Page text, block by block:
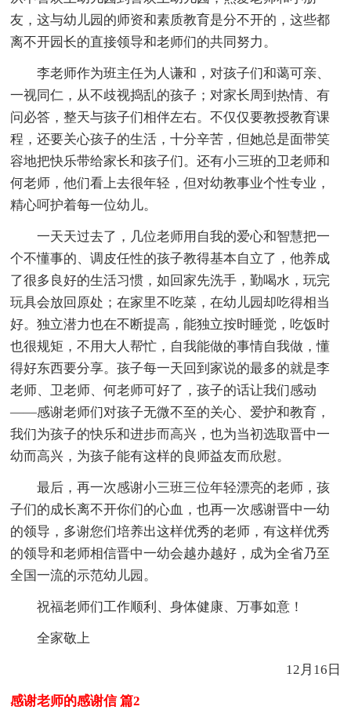
友，这与幼儿园的师资和素质教育是分不开的，这些都
离不开园长的直接领导和老师们的共同努力。
李老师作为班主任为人谦和，对孩子们和蔼可亲、
一视同仁，从不歧视捣乱的孩子；对家长周到热情、有
问必答，整天与孩子们相伴左右。不仅仅要教授教育课
程，还要关心孩子的生活，十分辛苦，但她总是面带笑
容地把快乐带给家长和孩子们。还有小三班的卫老师和
何老师，他们看上去很年轻，但对幼教事业个性专业，
精心呵护着每一位幼儿。
一天天过去了，几位老师用自我的爱心和智慧把一
个不懂事的、调皮任性的孩子教得基本自立了，他养成
了很多良好的生活习惯，如回家先洗手，勤喝水，玩完
玩具会放回原处；在家里不吃菜，在幼儿园却吃得相当
好。独立潜力也在不断提高，能独立按时睡觉，吃饭时
也很规矩，不用大人帮忙，自我能做的事情自我做，懂
得好东西要分享。孩子每一天回到家说的最多的就是李
老师、卫老师、何老师可好了，孩子的话让我们感动
——感谢老师们对孩子无微不至的关心、爱护和教育，
我们为孩子的快乐和进步而高兴，也为当初选取晋中一
幼而高兴，为孩子能有这样的良师益友而欣慰。
最后，再一次感谢小三班三位年轻漂亮的老师，孩
子们的成长离不开你们的心血，也再一次感谢晋中一幼
的领导，多谢您们培养出这样优秀的老师，有这样优秀
的领导和老师相信晋中一幼会越办越好，成为全省乃至
全国一流的示范幼儿园。
祝福老师们工作顺利、身体健康、万事如意！
全家敬上
12月16日
感谢老师的感谢信 篇2